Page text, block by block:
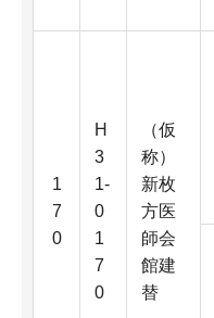
1
7
0
H
3
1-
0
1
7
0
（仮
称）
新枚
方医
師会
館建
替